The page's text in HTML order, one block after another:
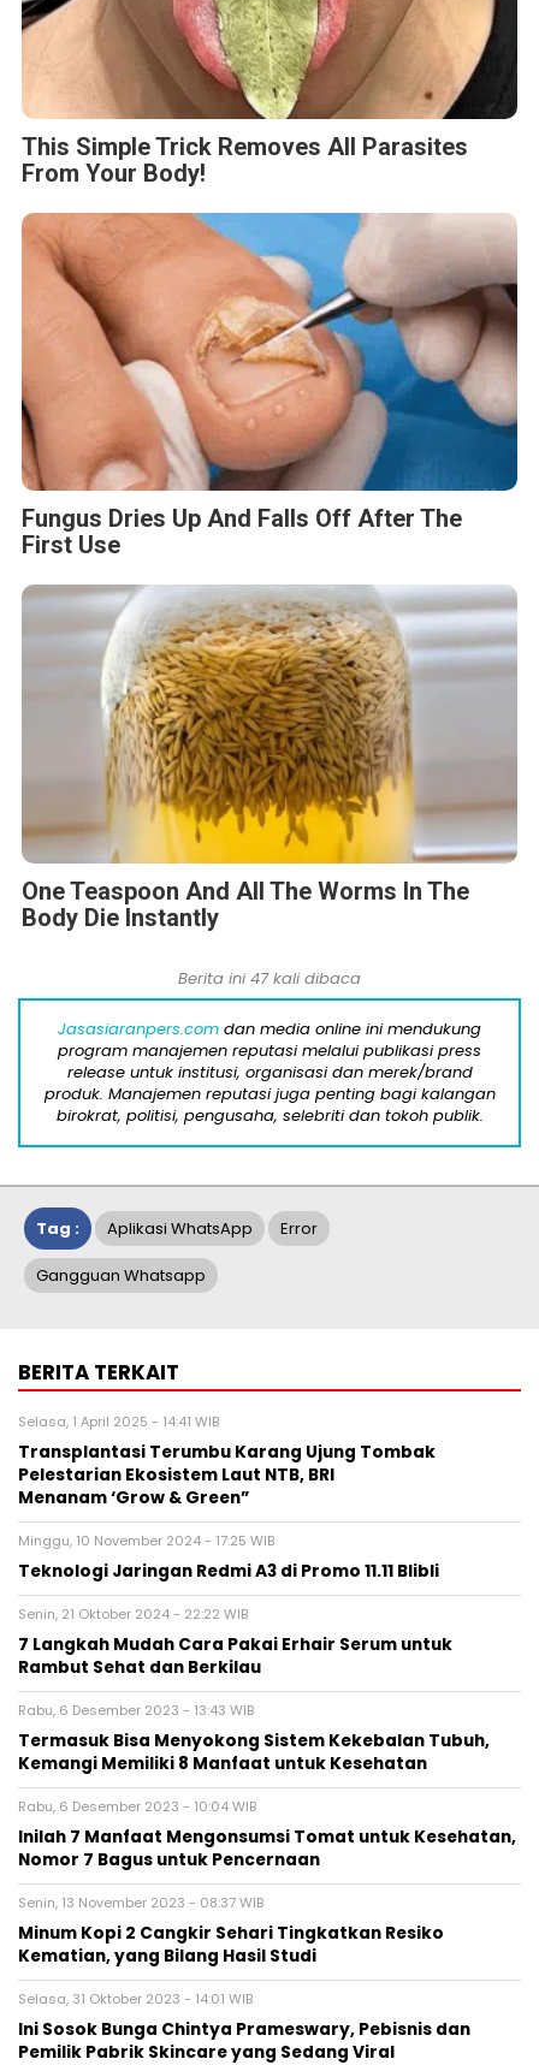
This Simple Trick Removes All Parasites
From Your Body!
Fungus Dries Up And Falls Off After The
First Use
One Teaspoon And All The Worms In The
Body Die Instantly
Berita ini 47 kali dibaca
Jasasiaranpers.com dan media online ini mendukung
program manajemen reputasi melalui publikasi press
release untuk institusi, organisasi dan merek/brand
produk. Manajemen reputasi juga penting bagi kalangan
birokrat, politisi, pengusaha, selebriti dan tokoh publik.
Tag : Aplikasi WhatsApp Error
Gangguan Whatsapp
BERITA TERKAIT
Selasa, 1 April 2025 - 14:41 WIB
Transplantasi Terumbu Karang Ujung Tombak
Pelestarian Ekosistem Laut NTB, BRI
Menanam ‘Grow & Green”
Minggu, 10 November 2024 - 17:25 WIB
Teknologi Jaringan Redmi A3 di Promo 11.11 Blibli
Senin, 21 Oktober 2024 - 22:22 WIB
7 Langkah Mudah Cara Pakai Erhair Serum untuk
Rambut Sehat dan Berkilau
Rabu, 6 Desember 2023 - 13:43 WIB
Termasuk Bisa Menyokong Sistem Kekebalan Tubuh,
Kemangi Memiliki 8 Manfaat untuk Kesehatan
Rabu, 6 Desember 2023 - 10:04 WIB
Inilah 7 Manfaat Mengonsumsi Tomat untuk Kesehatan,
Nomor 7 Bagus untuk Pencernaan
Senin, 13 November 2023 - 08:37 WIB
Minum Kopi 2 Cangkir Sehari Tingkatkan Resiko
Kematian, yang Bilang Hasil Studi
Selasa, 31 Oktober 2023 - 14:01 WIB
Ini Sosok Bunga Chintya Prameswary, Pebisnis dan
Pemilik Pabrik Skincare yang Sedang Viral